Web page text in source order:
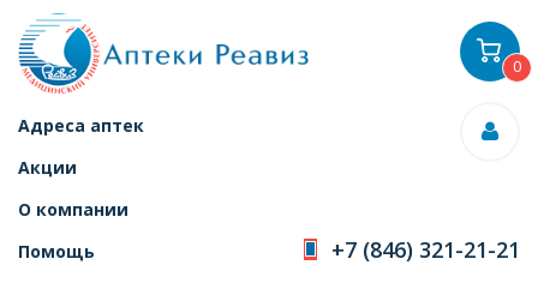
Адреса аптек
Акции
О компании
Помощь
+7 (846) 321-21-21
0